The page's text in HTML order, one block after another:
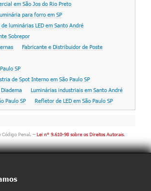
em São Jos do Rio Preto
para forro em SP
luminárias LED em Santo André
Sobrepor
Fabricante e Distribuidor de Poste
SP
de Spot Interno em São Paulo SP
Luminárias industriais em Santo André
Paulo SP Refletor de LED em São Paulo SP
Código Penal. –Lei n° 9.610-98 sobre os Direitos Autorais.